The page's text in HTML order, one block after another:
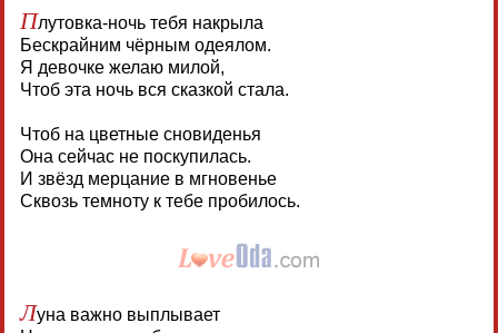
Плутовка-ночь тебя накрыла
Бескрайним чёрным одеялом.
Я девочке желаю милой,
Чтоб эта ночь вся сказкой стала.
Чтоб на цветные сновиденья
Она сейчас не поскупилась.
И звёзд мерцание в мгновенье
Сквозь темноту к тебе пробилось.
Луна важно выплывает